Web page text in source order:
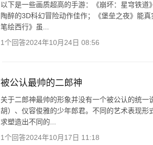
以下是一些画质超高的手游：《崩坏：星穹铁
陶醉的3D科幻冒险动作佳作；《堡垒之夜》能
笔绘西行》虽...
1个回答2024年10月24日 08:56
被公认最帅的二郎神
关于二郎神最帅的形象并没有一个被公认的统
胡）、仪容俊雅的少年郎君。不同的艺术表现
求塑造出不同的...
1个回答2024年10月17日 11:18